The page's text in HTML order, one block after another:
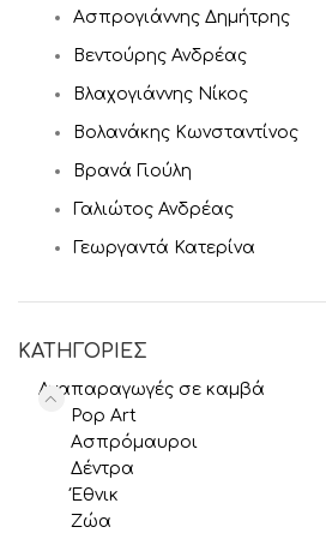
Ασπρογιάννης Δημήτρης
Βεντούρης Ανδρέας
Βλαχογιάννης Νίκος
Βολανάκης Κωνσταντίνος
Βρανά Γιούλη
Γαλιώτος Ανδρέας
Γεωργαντά Κατερίνα
Γύζης Νικόλαος
Θεόφιλος
Ιακωβίδης Γεώργιος
Ιάσων
Καγιάς Αλέξανδρος
ΚΑΤΗΓΟΡΙΕΣ
Αναπαραγωγές σε καμβά
Pop Art
Ασπρόμαυροι
Δέντρα
Έθνικ
Ζώα